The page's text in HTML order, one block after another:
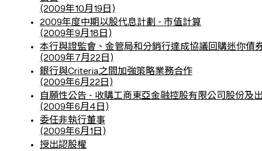
(2009年10月19日)
2009年度中期以股代息計劃 - 市值計算
(2009年9月18日)
本行與證監會、金管局和分銷行達成協議回購迷你債
(2009年7月22日)
銀行與Criteria之間加強策略業務合作
(2009年6月22日)
自願性公告 - 收購工商東亞金融控股有限公司股份及
(2009年6月4日)
委任非執行董事
(2009年6月1日)
授出認股權